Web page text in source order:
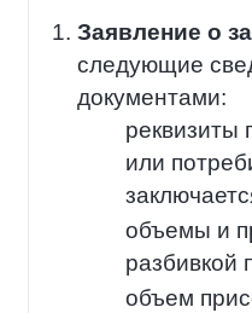
Заявление о
следующие
документами:
реквизиты
или
объемы и
разбивкой
объем